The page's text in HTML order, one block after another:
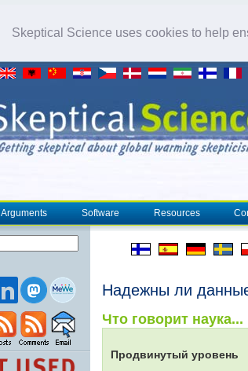
Skeptical Science uses cookies to help
Arguments Software Resources
Надежны ли
Что говорит наука...
Продвинутый уровень